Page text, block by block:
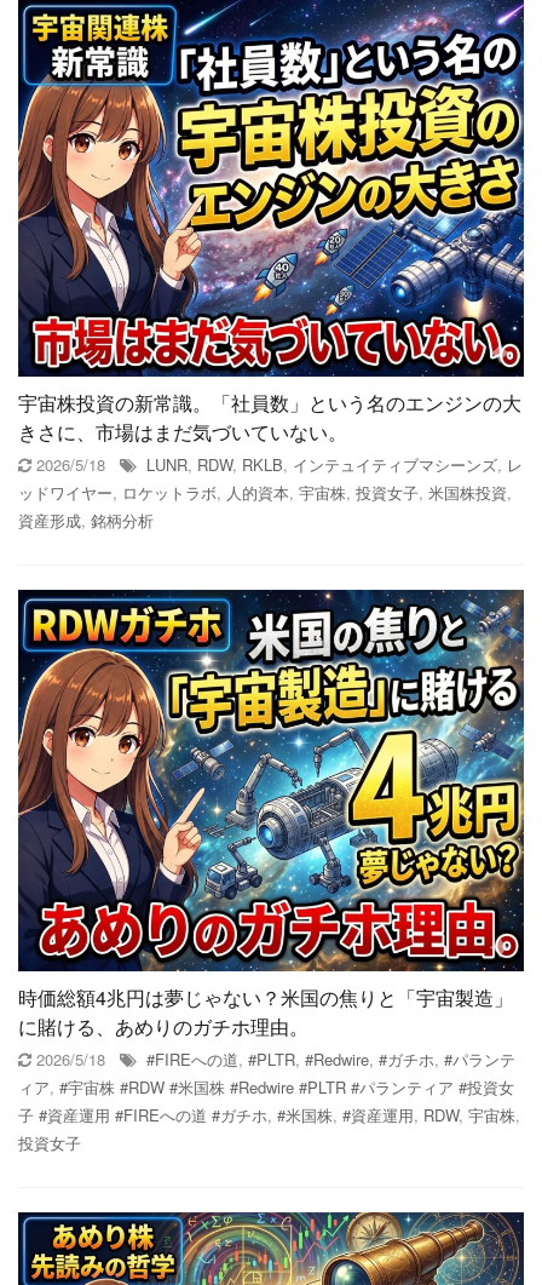
宇宙株投資の新常識。「社員数」という名のエンジンの大
きさに、市場はまだ気づいていない。
2026/5/18 LUNR, RDW, RKLB, インテュイティブマシーンズ, レ
ッドワイヤー, ロケットラボ, 人的資本, 宇宙株, 投資女子, 米国株投資,
資産形成, 銘柄分析
時価総額4兆円は夢じゃない？米国の焦りと「宇宙製造」
に賭ける、あめりのガチホ理由。
2026/5/18 #FIREへの道, #PLTR, #Redwire, #ガチホ, #パランテ
ィア, #宇宙株 #RDW #米国株 #Redwire #PLTR #パランティア #投資女
子 #資産運用 #FIREへの道 #ガチホ, #米国株, #資産運用, RDW, 宇宙株,
投資女子